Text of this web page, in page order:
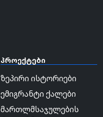
პროექტები
ზეპირი ისტორიები
ემიგრანტი ქალები
მართლმსაჯულების